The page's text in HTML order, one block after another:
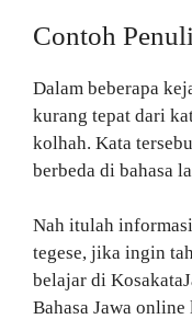
Contoh
Dalam beberapa
kurang tepat dari
kolhah. Kata
berbeda di bahasa
Nah itulah
tegese, jika ingin
belajar di
Bahasa Jawa online